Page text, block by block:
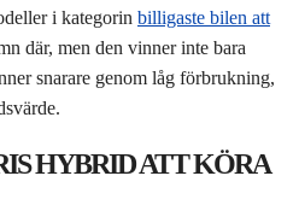
i kategorin billigaste bilen att
där, men den vinner inte bara
snarare genom låg förbrukning,
HYBRID ATT KÖRA